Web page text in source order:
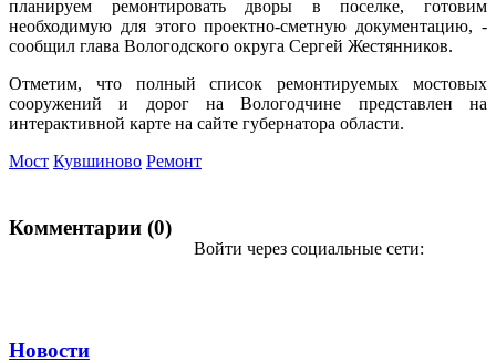
планируем ремонтировать дворы в поселке, готовим
необходимую для этого проектно-сметную документацию, -
сообщил глава Вологодского округа Сергей Жестянников.
Отметим, что полный список ремонтируемых мостовых
сооружений и дорог на Вологодчине представлен на
интерактивной карте на сайте губернатора области.
Мост Кувшиново Ремонт
Комментарии (0)
Войти через социальные сети:
Новости